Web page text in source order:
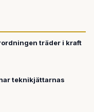
träder i kraft
teknikjättarnas